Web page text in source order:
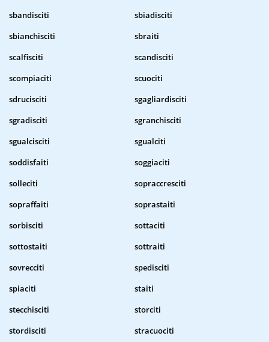
sbandisciti
sbiadisciti
sbianchisciti
sbraiti
scalfisciti
scandisciti
scompiaciti
scuociti
sdrucisciti
sgagliardisciti
sgradisciti
sgranchisciti
sgualcisciti
sgualciti
soddisfaiti
soggiaciti
solleciti
sopraccresciti
sopraffaiti
soprastaiti
sorbisciti
sottaciti
sottostaiti
sottraiti
sovrecciti
spedisciti
spiaciti
staiti
stecchisciti
storciti
stordisciti
stracuociti